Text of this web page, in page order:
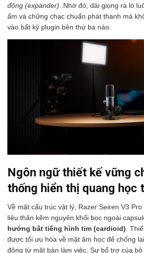
động (expander) . Nhờ đó, dải giọng ra lò
ấm và chững chạc chuẩn phát thanh mà
vào bất kỳ plugin bên thứ ba nào.
Ngôn ngữ thiết kế vững
thống hiển thị quang học
Về mặt cấu trúc vật lý, Razer Seiren V3
liệu thân kẽm nguyên khối bọc ngoài
hướng bắt tiếng hình tim (cardioid).
được tối ưu hóa về mặt âm học để chống
động từ mặt bàn làm việc. Sự bổ trợ của